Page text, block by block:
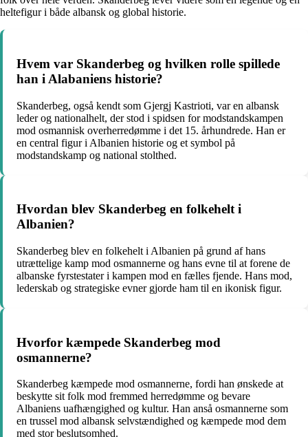
heltefigur i både albansk og global historie.
Hvem var Skanderbeg og hvilken rolle spillede
han i Alabaniens historie?
Skanderbeg, også kendt som Gjergj Kastrioti, var en albansk
leder og nationalhelt, der stod i spidsen for modstandskampen
mod osmannisk overherredømme i det 15. århundrede. Han er
en central figur i Albanien historie og et symbol på
modstandskamp og national stolthed.
Hvordan blev Skanderbeg en folkehelt i
Albanien?
Skanderbeg blev en folkehelt i Albanien på grund af hans
utrættelige kamp mod osmannerne og hans evne til at forene de
albanske fyrstestater i kampen mod en fælles fjende. Hans mod,
lederskab og strategiske evner gjorde ham til en ikonisk figur.
Hvorfor kæmpede Skanderbeg mod
osmannerne?
Skanderbeg kæmpede mod osmannerne, fordi han ønskede at
beskytte sit folk mod fremmed herredømme og bevare
Albaniens uafhængighed og kultur. Han anså osmannerne som
en trussel mod albansk selvstændighed og kæmpede mod dem
med stor beslutsomhed.